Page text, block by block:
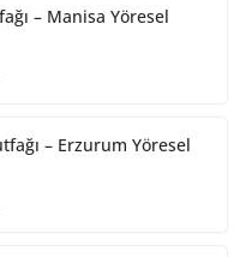
– Manisa Yöresel
– Erzurum Yöresel